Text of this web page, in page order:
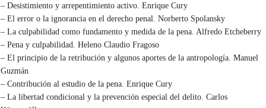
– Desistimiento y arrepentimiento activo. Enrique Cury
– El error o la ignorancia en el derecho penal. Norberto Spolansky
– La culpabilidad como fundamento y medida de la pena. Alfredo Etcheberry
– Pena y culpabilidad. Heleno Claudio Fragoso
– El principio de la retribución y algunos aportes de la antropología. Manuel
Guzmán
– Contribución al estudio de la pena. Enrique Cury
– La libertad condicional y la prevención especial del delito. Carlos